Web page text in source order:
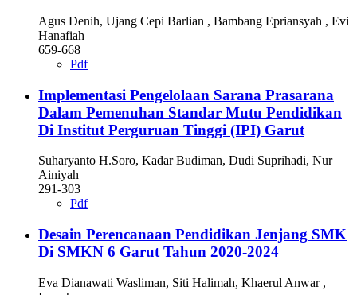
Agus Denih, Ujang Cepi Barlian , Bambang Epriansyah , Evi
Hanafiah
659-668
Pdf
Implementasi Pengelolaan Sarana Prasarana
Dalam Pemenuhan Standar Mutu Pendidikan
Di Institut Perguruan Tinggi (IPI) Garut
Suharyanto H.Soro, Kadar Budiman, Dudi Suprihadi, Nur
Ainiyah
291-303
Pdf
Desain Perencanaan Pendidikan Jenjang SMK
Di SMKN 6 Garut Tahun 2020-2024
Eva Dianawati Wasliman, Siti Halimah, Khaerul Anwar ,